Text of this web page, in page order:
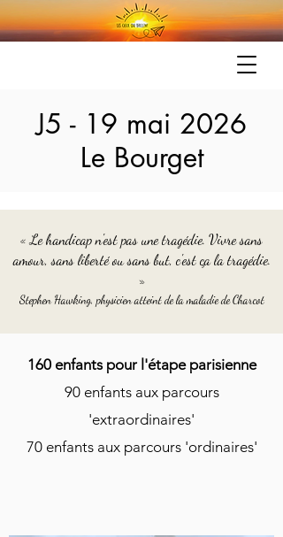
J5 - 19 mai 2026
Le Bourget
« Le handicap n'est pas une tragédie. Vivre sans
amour, sans liberté ou sans but, c'est ça la tragédie.
»
Stephen Hawking, physicien atteint de la maladie de Charcot
160 enfants pour l'étape parisienne
90 enfants aux parcours
'extraordinaires'
70 enfants aux parcours 'ordinaires'